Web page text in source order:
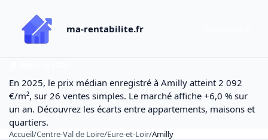
ma-rentabilite.fr
En 2025, le prix médian enregistré à Amilly atteint 2 092
€/m², sur 26 ventes simples. Le marché affiche +6,0 % sur
un an. Découvrez les écarts entre appartements, maisons et
quartiers.
Accueil/Centre-Val de Loire/Eure-et-Loir/Amilly